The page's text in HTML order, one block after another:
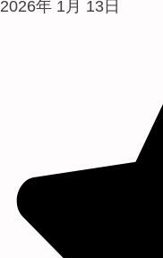
2026年 1月 13日